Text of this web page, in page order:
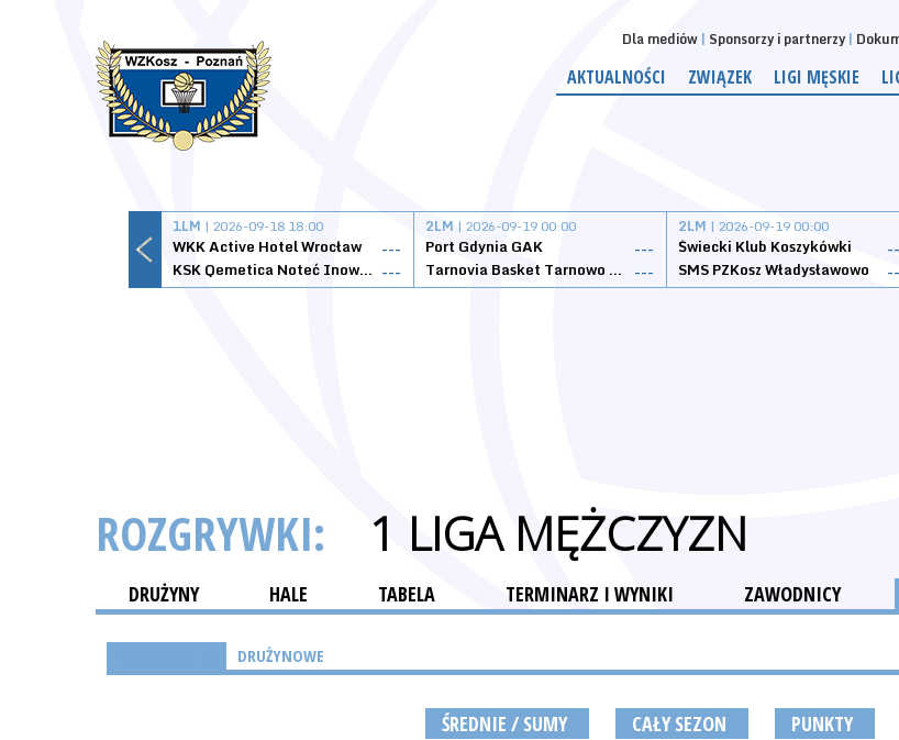
Dla mediów Sponsorzy i partnerzy
AKTUALNOŚCI ZWIĄZEK LIGI MĘSKIE
1LM | 2026-09-18 18:00
WKK Active Hotel Wrocław
---
KSK Qemetica Noteć Inowrocław ---
2LM | 2026-09-19 00:00
Port Gdynia GAK
---
Tarnovia Basket Tarnowo Podgórne ---
2LM | 2026-09-19 00:00
Świecki Klub Koszykówki
SMS PZKosz Władysławowo
ROZGRYWKI: 1 LIGA MĘŻCZYZN
DRUŻYNY HALE TABELA TERMINARZ I WYNIKI ZAWODNICY
DRUŻYNOWE
ŚREDNIE / SUMY CAŁY SEZON PUNKTY